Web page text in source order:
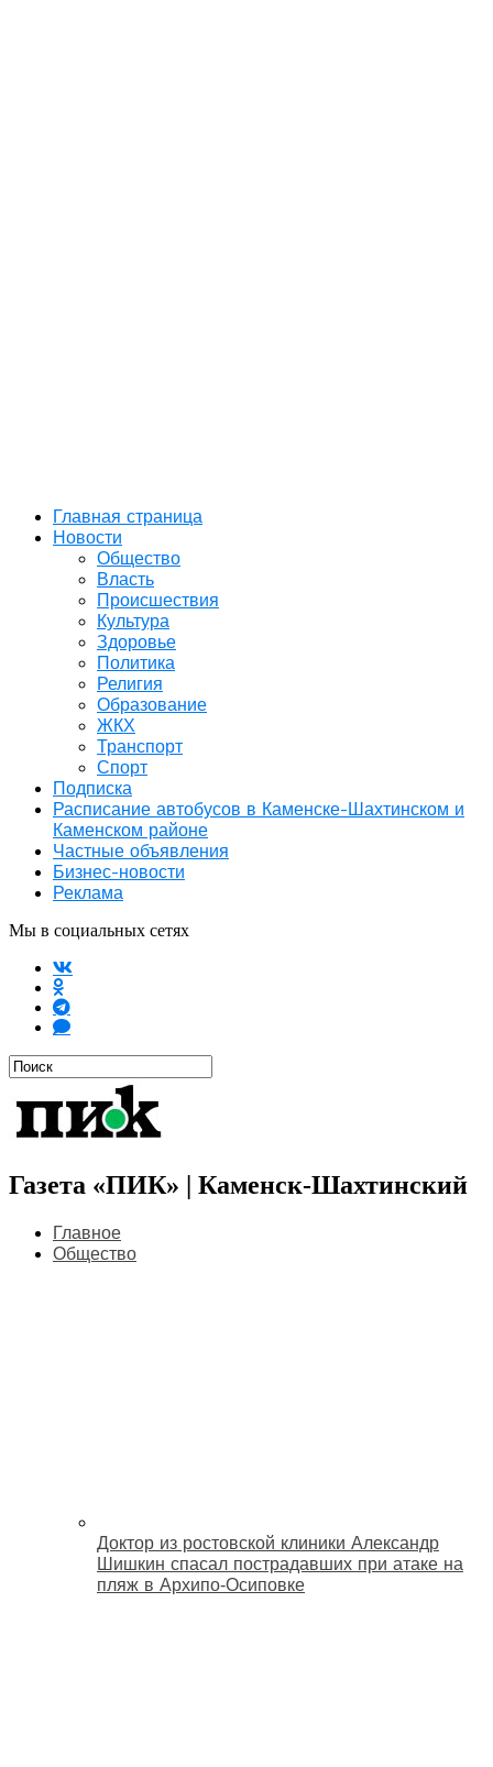
Главная страница
Новости
Общество
Власть
Происшествия
Культура
Здоровье
Политика
Религия
Образование
ЖКХ
Транспорт
Спорт
Подписка
Расписание автобусов в Каменске-Шахтинском и
Каменском районе
Частные объявления
Бизнес-новости
Реклама
Мы в социальных сетях
Газета «ПИК» | Каменск-Шахтинский
Главное
Общество
Доктор из ростовской клиники Александр
Шишкин спасал пострадавших при атаке на
пляж в Архипо‑Осиповке